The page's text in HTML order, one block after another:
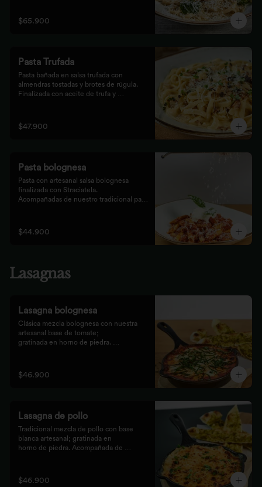
$65.900
Pasta Trufada
Pasta bañada en salsa trufada con
almendras tostadas y brotes de rúgula.
Finalizada con aceite de trufa y
$47.900
Pasta bolognesa
Pasta con artesanal salsa bolognesa
finalizada con Straciatela.
Acompañadas de nuestro tradicional pan
$44.900
Lasagnas
Lasagna bolognesa
Clásica mezcla bolognesa con nuestra
artesanal base de tomate;
gratinada en horno de piedra.
$46.900
Lasagna de pollo
Tradicional mezcla de pollo con base
blanca artesanal; gratinada en
horno de piedra. Acompañada de
$46.900